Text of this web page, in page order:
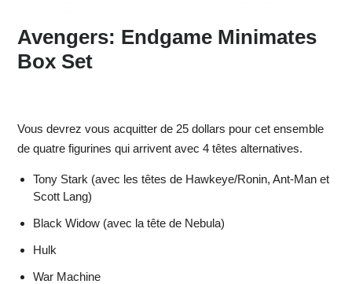
Avengers: Endgame Minimates
Box Set
Vous devrez vous acquitter de 25 dollars pour cet ensemble
de quatre figurines qui arrivent avec 4 têtes alternatives.
Tony Stark (avec les têtes de Hawkeye/Ronin, Ant-Man et
Scott Lang)
Black Widow (avec la tête de Nebula)
Hulk
War Machine